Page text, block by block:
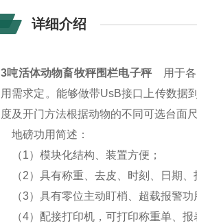
详细介绍
3吨活体动物畜牧秤围栏电子秤用于各
用需求定。能够做带UsB接口上传数据
度及开门方法根据动物的不同可选台面
地磅功用简述：
（1）模块化结构、装置方便；
（2）具有称重、去皮、时刻、日期、
（3）具有零位主动盯梢、超载报警功
（4）配接打印机，可打印称重单、报